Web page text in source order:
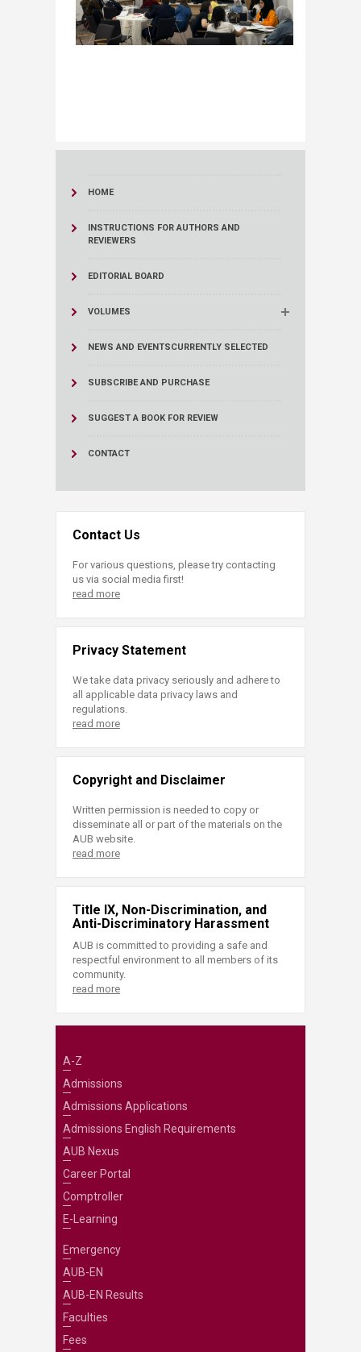
HOME
INSTRUCTIONS FOR AUTHORS AND
REVIEWERS
​EDITORIAL BOARD​​
VOLUMES
NEWS AND EVENTSCURRENTLY SELECTED
SUBSCRIBE AND PURCHASE
SUGGEST A BOOK FOR REVIEW
CONTACT
Contact Us
For various questions, please try contacting
us via social media first!
read more
Privacy Statement
We take data privacy seriously and adhere to
all applicable data privacy laws and
regulations.
read more
Copyright and Disclaimer
Written permission is needed to copy or
disseminate all or part of the materials on the
AUB website.
read more
Title IX, Non-Discrimination, and
Anti-Discriminatory Harassment
AUB is committed to providing a safe and
respectful environment to all members of its
community.
read more
A-Z
Admissions
Admissions Applications
Admissions English Requirements
AUB Nexus
Career Portal
Comptroller
E-Learning
Emergency
AUB-EN
AUB-EN Results
Faculties
Fees